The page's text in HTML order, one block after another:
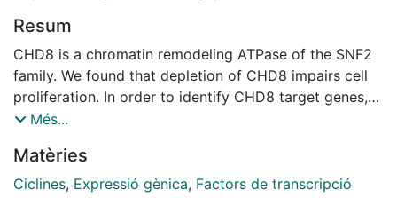
Resum
CHD8 is a chromatin remodeling ATPase of the SNF2
family. We found that depletion of CHD8 impairs cell
proliferation. In order to identify CHD8 target genes,
we performed a transcriptomic analysis of CHD8-
expression of cyclin E2 (CCNE2) and thymidylate
synthetase (TYMS), two genes expressed in the G1/S
Més...
Matèries
Ciclines, Expressió gènica, Factors de transcripció